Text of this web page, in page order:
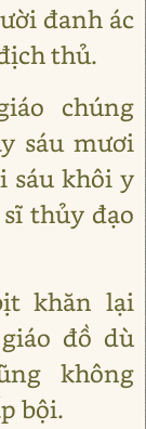
đanh ác
thủ.
chúng
sáu mươi
sáu khôi y
thủy đạo
khăn lại
đồ dù
không
bội.